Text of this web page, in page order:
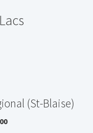
(St-Blaise)